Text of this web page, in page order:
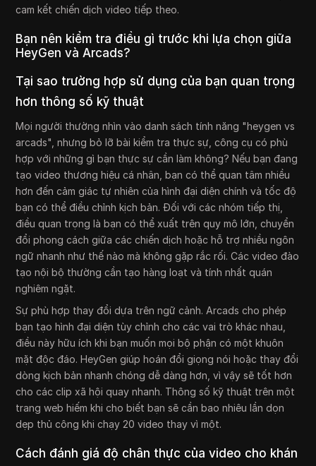
cam kết chiến dịch video tiếp theo.
Bạn nên kiểm tra điều gì trước khi lựa chọn giữa
HeyGen và Arcads?
Tại sao trường hợp sử dụng của bạn quan trọng
hơn thông số kỹ thuật
Mọi người thường nhìn vào danh sách tính năng "heygen vs
arcads", nhưng bỏ lỡ bài kiểm tra thực sự, công cụ có phù
hợp với những gì bạn thực sự cần làm không? Nếu bạn đang
tạo video thương hiệu cá nhân, bạn có thể quan tâm nhiều
hơn đến cảm giác tự nhiên của hình đại diện chính và tốc độ
bạn có thể điều chỉnh kịch bản. Đối với các nhóm tiếp thị,
điều quan trọng là bạn có thể xuất trên quy mô lớn, chuyển
đổi phong cách giữa các chiến dịch hoặc hỗ trợ nhiều ngôn
ngữ nhanh như thế nào mà không gặp rắc rối. Các video đào
tạo nội bộ thường cần tạo hàng loạt và tính nhất quán
nghiêm ngặt.
Sự phù hợp thay đổi dựa trên ngữ cảnh. Arcads cho phép
bạn tạo hình đại diện tùy chỉnh cho các vai trò khác nhau,
điều này hữu ích khi bạn muốn mọi bộ phận có một khuôn
mặt độc đáo. HeyGen giúp hoán đổi giọng nói hoặc thay đổi
dòng kịch bản nhanh chóng dễ dàng hơn, vì vậy sẽ tốt hơn
cho các clip xã hội quay nhanh. Thông số kỹ thuật trên một
trang web hiếm khi cho biết bạn sẽ cần bao nhiêu lần dọn
dẹp thủ công khi chạy 20 video thay vì một.
Cách đánh giá độ chân thực của video cho khán